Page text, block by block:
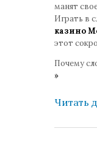
манят
Играть в
казино
этот
Почему
»
Читать